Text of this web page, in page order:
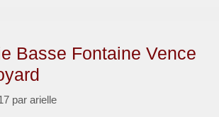
Basse Fontaine Vence
par arielle